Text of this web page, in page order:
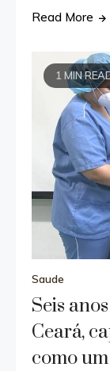
Read More
1 MIN
Saude
Seis
Ceará,
como